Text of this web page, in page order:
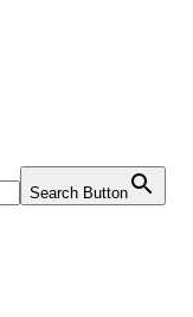
Search Button